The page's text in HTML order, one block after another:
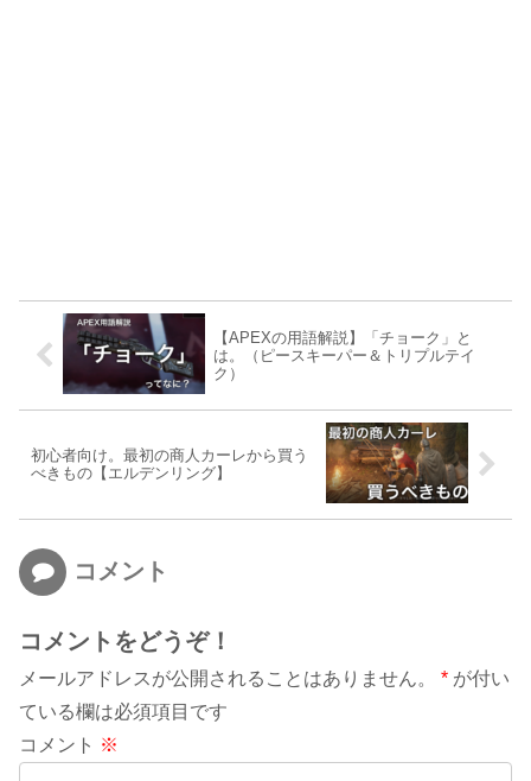
【APEXの用語解説】「チョーク」と
は。（ピースキーパー＆トリプルテイ
ク）
初心者向け。最初の商人カーレから買う
べきもの【エルデンリング】
コメント
コメントをどうぞ！
メールアドレスが公開されることはありません。 * が付い
ている欄は必須項目です
コメント ※